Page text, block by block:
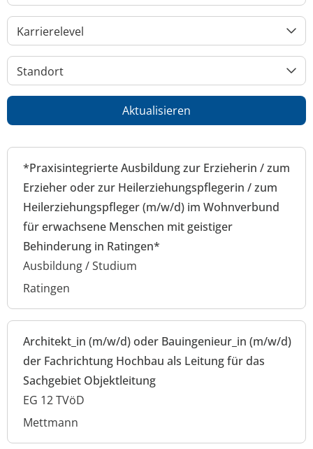
Karrierelevel
Standort
Aktualisieren
*Praxisintegrierte Ausbildung zur Erzieherin / zum
Erzieher oder zur Heilerziehungspflegerin / zum
Heilerziehungspfleger (m/w/d) im Wohnverbund
für erwachsene Menschen mit geistiger
Behinderung in Ratingen*
Ausbildung / Studium
Ratingen
Architekt_in (m/w/d) oder Bauingenieur_in (m/w/d)
der Fachrichtung Hochbau als Leitung für das
Sachgebiet Objektleitung
EG 12 TVöD
Mettmann